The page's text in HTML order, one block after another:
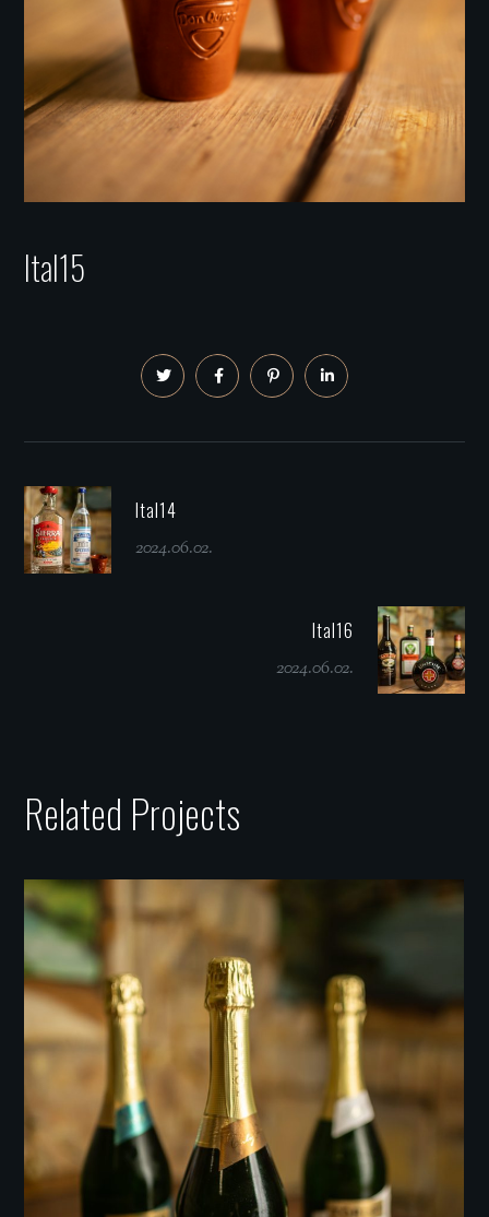
Ital15
Ital14
2024.06.02.
Ital16
2024.06.02.
Related Projects